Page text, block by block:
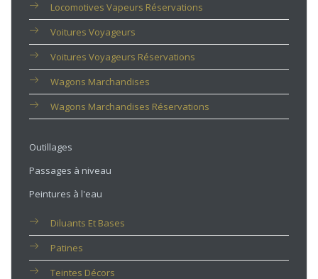
Locomotives Vapeurs Réservations
Voitures Voyageurs
Voitures Voyageurs Réservations
Wagons Marchandises
Wagons Marchandises Réservations
Outillages
Passages à niveau
Peintures à l'eau
Diluants Et Bases
Patines
Teintes Décors